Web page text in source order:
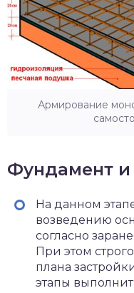
Армирование
Фундамент и
На данном
возведению
согласно
При этом
плана
этапы